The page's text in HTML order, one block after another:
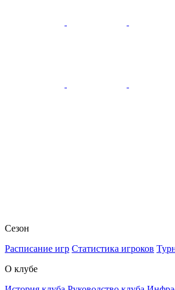
Сезон
Расписание игр Статистика игроков
О клубе